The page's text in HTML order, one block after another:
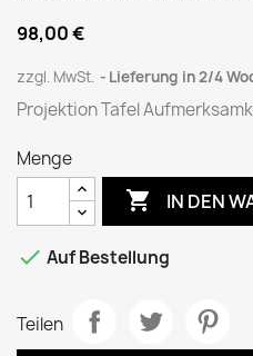
98,00 €
zzgl. MwSt. Lieferung in 2/4
Projektion Tafel
Menge
 IN DEN
 Auf Bestellung
Teilen